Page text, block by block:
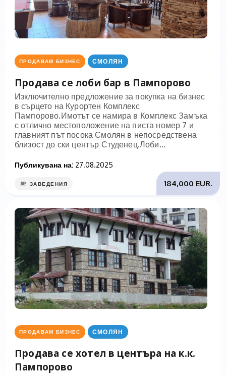
ПРОДАВАМ БИЗНЕС СМОЛЯН
Продава се лоби бар в Пампорово
Изключително предложение за покупка на бизнес
в сърцето на Курортен Комплекс
Пампорово.Имотът се намира в Комплекс Замъка
с отлично местоположение на писта номер 7 и
главният път посока Смолян в непосредствена
близост до ски център Студенец.Лоби...
Публикувана на: 27.08.2025
184,000 EUR.
ЗАВЕДЕНИЯ
ПРОДАВАМ БИЗНЕС СМОЛЯН
Продава се хотел в центъра на к.к.
Пампорово